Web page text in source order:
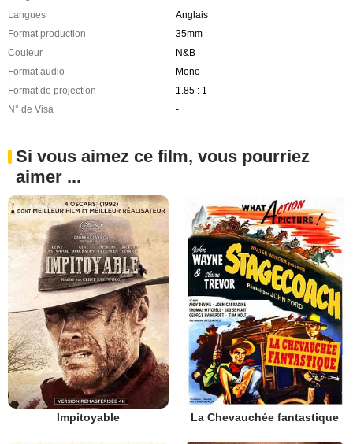
Langues
Anglais
Format production
35mm
Couleur
N&B
Format audio
Mono
Format de projection
1.85 : 1
N° de Visa
-
Si vous aimez ce film, vous pourriez
aimer ...
Impitoyable La Chevauchée fantastique